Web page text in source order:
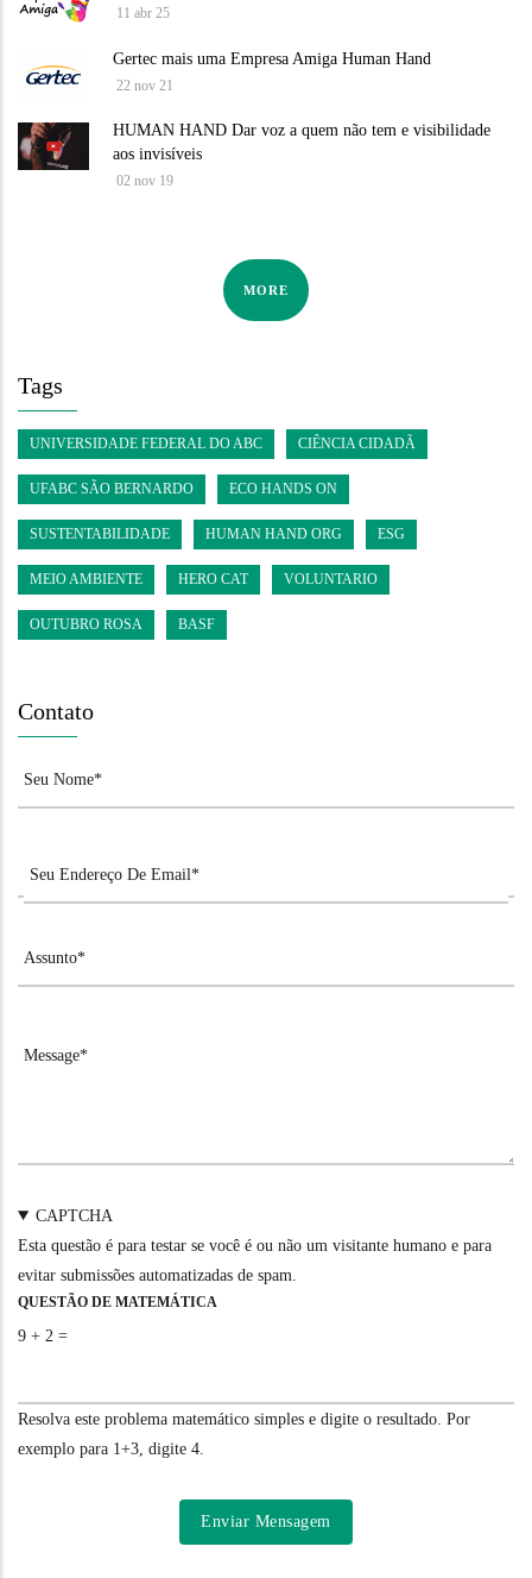
11 abr 25
Gertec mais uma Empresa Amiga Human Hand
22 nov 21
HUMAN HAND Dar voz a quem não tem e visibilidade
aos invisíveis
02 nov 19
MORE
Tags
UNIVERSIDADE FEDERAL DO ABC CIÊNCIA CIDADÃ
UFABC SÃO BERNARDO ECO HANDS ON
SUSTENTABILIDADE HUMAN HAND ORG ESG
MEIO AMBIENTE HERO CAT VOLUNTARIO
OUTUBRO ROSA BASF
Contato
CAPTCHA
Esta questão é para testar se você é ou não um visitante humano e para
evitar submissões automatizadas de spam.
QUESTÃO DE MATEMÁTICA
9 + 2 =
Resolva este problema matemático simples e digite o resultado. Por
exemplo para 1+3, digite 4.